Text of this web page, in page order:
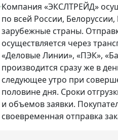
Компания «ЭКСЛТРЕЙД»
по всей России, Белоруссии,
зарубежные страны.
осуществляется через
«Деловые Линии», «ПЭК»,
производится сразу же в
следующее утро при
половине дня. Сроки
и объемов заявки.
своевременная отправка